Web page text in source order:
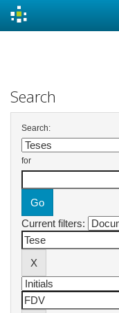
Search
Search:
for
Current filters: